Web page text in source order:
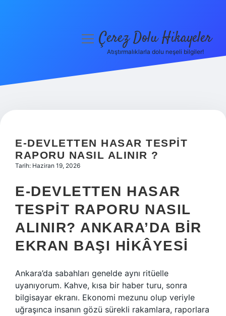
Hakkımızda
menüyüÇerez Dolu Hikayeler
Atıştırmalıklarla dolu neşeli bilgiler!
E-DEVLETTEN HASAR TESPIT
RAPORU NASIL ALINIR ?
Tarih: Haziran 19, 2026
E-DEVLETTEN HASAR
TESPIT RAPORU NASIL
ALINIR? ANKARA’DA BIR
EKRAN BAŞI HIKÂYESI
Ankara’da sabahları genelde aynı ritüelle
uyanıyorum. Kahve, kısa bir haber turu, sonra
bilgisayar ekranı. Ekonomi mezunu olup veriyle
uğraşınca insanın gözü sürekli rakamlara, raporlara